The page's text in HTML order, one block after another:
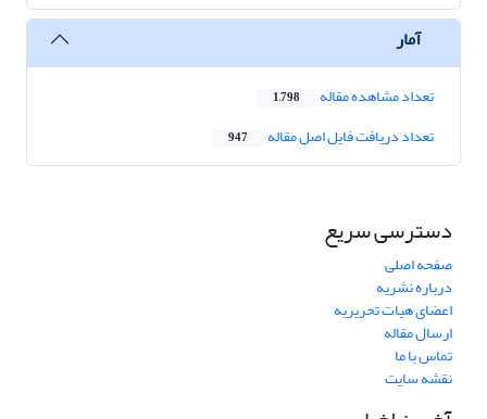
آمار
تعداد مشاهده مقاله 1,798
تعداد دریافت فایل اصل مقاله 947
دسترسی سریع
صفحه اصلی
درباره نشریه
اعضای هیات تحریریه
ارسال مقاله
تماس با ما
نقشه سایت